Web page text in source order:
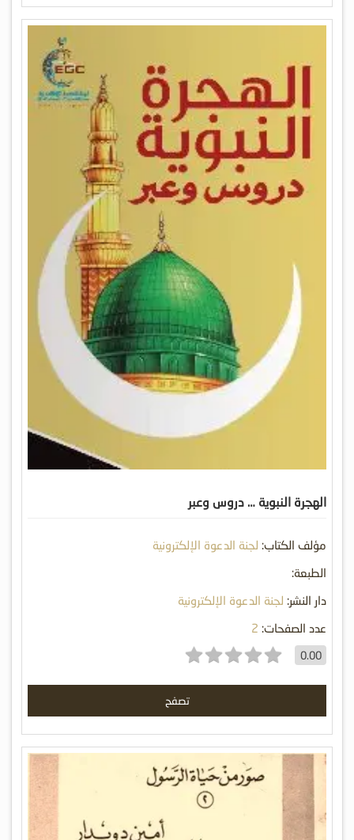
الهجرة النبوية … دروس وعبر
مؤلف الكتاب: لجنة الدعوة الإلكترونية
الطبعة:
دار النشر: لجنة الدعوة الإلكترونية
عدد الصفحات: 2
0.00
تصفح